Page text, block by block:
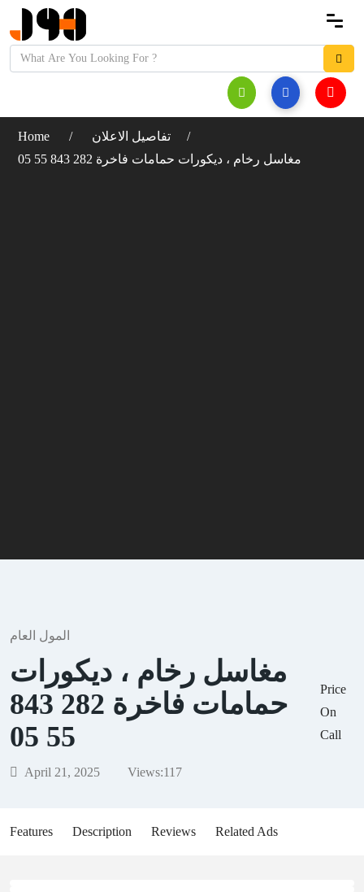
Home
تفاصيل الاعلان
مغاسل رخام ، ديكورات حمامات فاخرة 282 843 55 05
المول العام
مغاسل رخام ، ديكورات
حمامات فاخرة 282 843
55 05
April 21, 2025 Views:117
Price
On
Call
Features Description Reviews Related Ads